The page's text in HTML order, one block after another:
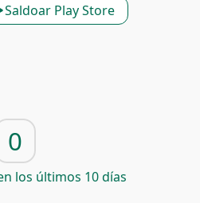
Saldoar Play Store
0
los últimos 10 días